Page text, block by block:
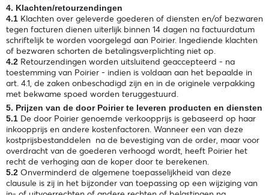
4. Klachten/retourzendingen
4.1 Klachten over geleverde goederen of diensten en/of bezwaren
tegen facturen dienen uiterlijk binnen 14 dagen na factuurdatum
schriftelijk te worden voorgelegd aan Poirier. Ingediende klachten
of bezwaren schorten de betalingsverplichting niet op.
4.2 Retourzendingen worden uitsluitend geaccepteerd - na
toestemming van Poirier - indien is voldaan aan het bepaalde in
art. 4.1, de zaken onbeschadigd zijn en in de originele verpakking
met bekwame spoed worden teruggestuurd.
5. Prijzen van de door Poirier te leveren producten en diensten
5.1 De door Poirier genoemde verkoopprijs is gebaseerd op haar
inkoopprijs en andere kostenfactoren. Wanneer een van deze
kostprijsbestanddelen na de bevestiging van de order, maar voor
overdracht van de goederen verhoogd wordt, heeft Poirier het
recht de verhoging aan de koper door te berekenen.
5.2 Onverminderd de algemene toepasselijkheid van deze
clausule is zij in het bijzonder van toepassing op een wijziging van